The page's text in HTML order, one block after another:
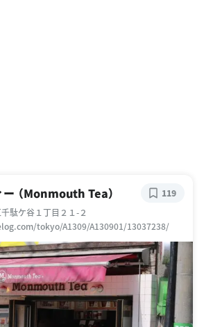
（Monmouth Tea）
駄ケ谷１丁目２１-２
tokyo/A1309/A130901/13037238/
119